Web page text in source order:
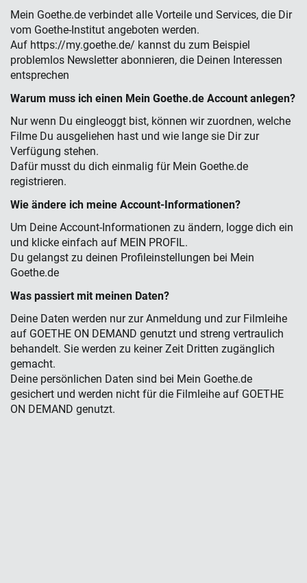
Mein Goethe.de verbindet alle Vorteile und Services, die Dir
vom Goethe-Institut angeboten werden.
Auf https://my.goethe.de/ kannst du zum Beispiel
problemlos Newsletter abonnieren, die Deinen Interessen
entsprechen
Warum muss ich einen Mein Goethe.de Account anlegen?
Nur wenn Du eingleoggt bist, können wir zuordnen, welche
Filme Du ausgeliehen hast und wie lange sie Dir zur
Verfügung stehen.
Dafür musst du dich einmalig für Mein Goethe.de
registrieren.
Wie ändere ich meine Account-Informationen?
Um Deine Account-Informationen zu ändern, logge dich ein
und klicke einfach auf MEIN PROFIL.
Du gelangst zu deinen Profileinstellungen bei Mein
Goethe.de
Was passiert mit meinen Daten?
Deine Daten werden nur zur Anmeldung und zur Filmleihe
auf GOETHE ON DEMAND genutzt und streng vertraulich
behandelt. Sie werden zu keiner Zeit Dritten zugänglich
gemacht.
Deine persönlichen Daten sind bei Mein Goethe.de
gesichert und werden nicht für die Filmleihe auf GOETHE
ON DEMAND genutzt.